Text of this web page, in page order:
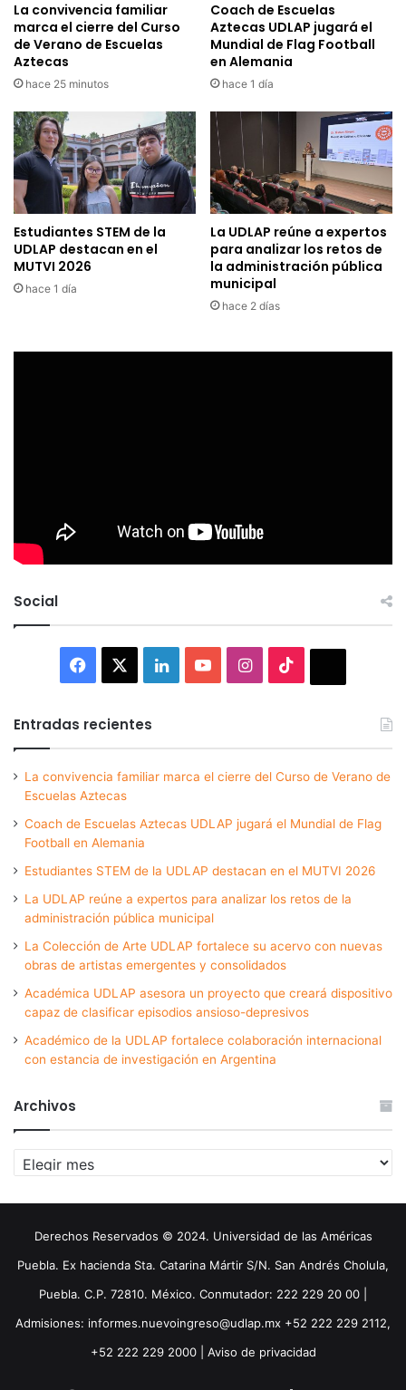
La convivencia familiar
marca el cierre del Curso
de Verano de Escuelas
Aztecas
hace 25 minutos
Coach de Escuelas
Aztecas UDLAP jugará el
Mundial de Flag Football
en Alemania
hace 1 día
Estudiantes STEM de la
UDLAP destacan en el
MUTVI 2026
hace 1 día
La UDLAP reúne a expertos
para analizar los retos de
la administración pública
municipal
hace 2 días
Social
Facebook LinkedInYouTubeInstagram
Entradas recientes
La convivencia familiar marca el cierre del Curso de Verano de
Escuelas Aztecas
Coach de Escuelas Aztecas UDLAP jugará el Mundial de Flag
Football en Alemania
Estudiantes STEM de la UDLAP destacan en el MUTVI 2026
La UDLAP reúne a expertos para analizar los retos de la
administración pública municipal
La Colección de Arte UDLAP fortalece su acervo con nuevas
obras de artistas emergentes y consolidados
Académica UDLAP asesora un proyecto que creará dispositivo
capaz de clasificar episodios ansioso-depresivos
Académico de la UDLAP fortalece colaboración internacional
con estancia de investigación en Argentina
Archivos
Archivos
Derechos Reservados © 2024. Universidad de las Américas
Puebla. Ex hacienda Sta. Catarina Mártir S/N. San Andrés Cholula,
Puebla. C.P. 72810. México. Conmutador: 222 229 20 00 |
Admisiones: informes.nuevoingreso@udlap.mx +52 222 229 2112,
+52 222 229 2000 | Aviso de privacidad